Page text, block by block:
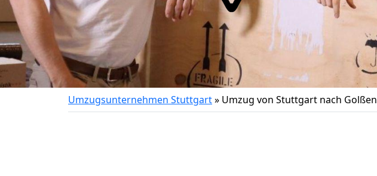
Umzugsunternehmen Stuttgart» Umzug von Stuttgart nach Golßen